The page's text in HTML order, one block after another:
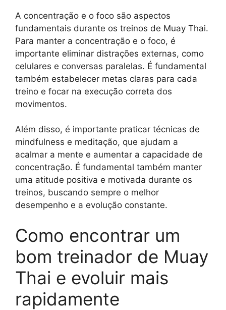
A concentração e o foco são aspectos
fundamentais durante os treinos de Muay Thai.
Para manter a concentração e o foco, é
importante eliminar distrações externas, como
celulares e conversas paralelas. É fundamental
também estabelecer metas claras para cada
treino e focar na execução correta dos
movimentos.
Além disso, é importante praticar técnicas de
mindfulness e meditação, que ajudam a
acalmar a mente e aumentar a capacidade de
concentração. É fundamental também manter
uma atitude positiva e motivada durante os
treinos, buscando sempre o melhor
desempenho e a evolução constante.
Como encontrar um
bom treinador de Muay
Thai e evoluir mais
rapidamente